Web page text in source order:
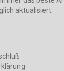
aktualisiert.